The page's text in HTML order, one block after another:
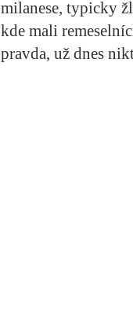
milanese, typicky
kde mali
pravda, už dnes